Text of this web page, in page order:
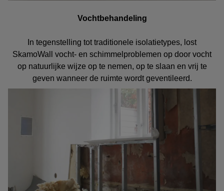
Vochtbehandeling
In tegenstelling tot traditionele isolatietypes, lost
SkamoWall vocht- en schimmelproblemen op door vocht
op natuurlijke wijze op te nemen, op te slaan en vrij te
geven wanneer de ruimte wordt geventileerd.